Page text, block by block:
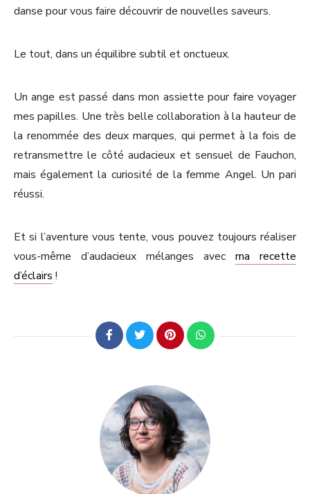
danse pour vous faire découvrir de nouvelles saveurs.
Le tout, dans un équilibre subtil et onctueux.
Un ange est passé dans mon assiette pour faire voyager
mes papilles. Une très belle collaboration à la hauteur de
la renommée des deux marques, qui permet à la fois de
retransmettre le côté audacieux et sensuel de Fauchon,
mais également la curiosité de la femme Angel. Un pari
réussi.
Et si l’aventure vous tente, vous pouvez toujours réaliser
vous-même d’audacieux mélanges avec ma recette
d’éclairs !